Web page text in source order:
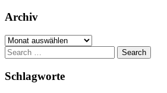
Archiv
Archiv
Search
for:
Schlagworte